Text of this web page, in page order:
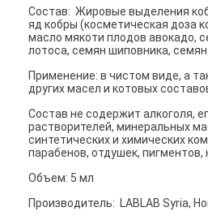
Состав: Жировые выделения
яд кобры (косметическая доза
масло мякоти плодов авокадо,
лотоса, семян шиповника, семян
Применение: в чистом виде, а
других масел и котовых
Состав не содержит алкоголя,
растворителей, минеральных
синтетических и химических
парабенов, отдушек, пигментов,
Объем: 5 мл
Производитель: LABLAB Syria,